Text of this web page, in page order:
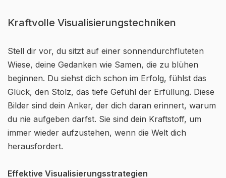
Kraftvolle Visualisierungstechniken
Stell dir vor, du sitzt auf einer sonnendurchfluteten
Wiese, deine Gedanken wie Samen, die zu blühen
beginnen. Du siehst dich schon im Erfolg, fühlst das
Glück, den Stolz, das tiefe Gefühl der Erfüllung. Diese
Bilder sind dein Anker, der dich daran erinnert, warum
du nie aufgeben darfst. Sie sind dein Kraftstoff, um
immer wieder aufzustehen, wenn die Welt dich
herausfordert.
Effektive Visualisierungsstrategien